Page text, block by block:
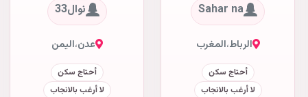
Sahar na
الرباط،المغرب
أحتاج سكن
لا أرغب بالانجاب
نوال33
عدن،اليمن
أحتاج سكن
لا أرغب بالانجاب